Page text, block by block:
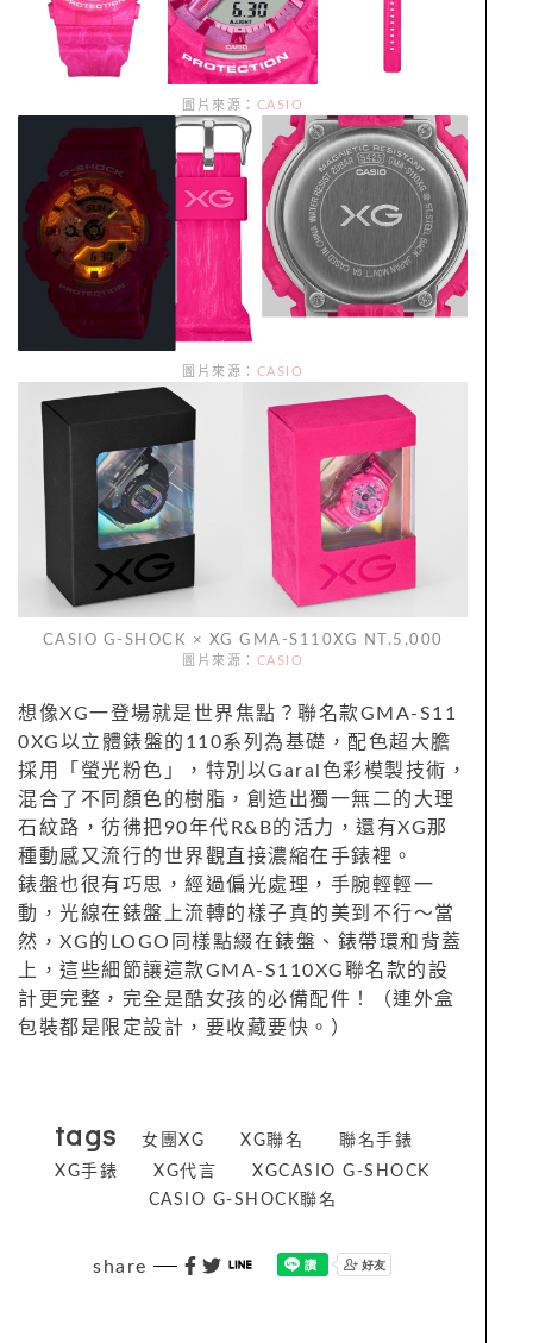
圖片來源： CASIO
圖片來源： CASIO
CASIO G-SHOCK × XG GMA-S110XG NT.5,000
圖片來源： CASIO
想像XG一登場就是世界焦點？聯名款GMA-S11
0XG以立體錶盤的110系列為基礎，配色超大膽
採用「螢光粉色」，特別以Garal色彩模製技術，
混合了不同顏色的樹脂，創造出獨一無二的大理
石紋路，彷彿把90年代R&B的活力，還有XG那
種動感又流行的世界觀直接濃縮在手錶裡。
錶盤也很有巧思，經過偏光處理，手腕輕輕一
動，光線在錶盤上流轉的樣子真的美到不行～當
然，XG的LOGO同樣點綴在錶盤、錶帶環和背蓋
上，這些細節讓這款GMA-S110XG聯名款的設
計更完整，完全是酷女孩的必備配件！（連外盒
包裝都是限定設計，要收藏要快。）
tags 女團XG XG聯名
聯名手錶
XG手錶
XG代言
XGCASIO G-SHOCK
CASIO G-SHOCK聯名
share